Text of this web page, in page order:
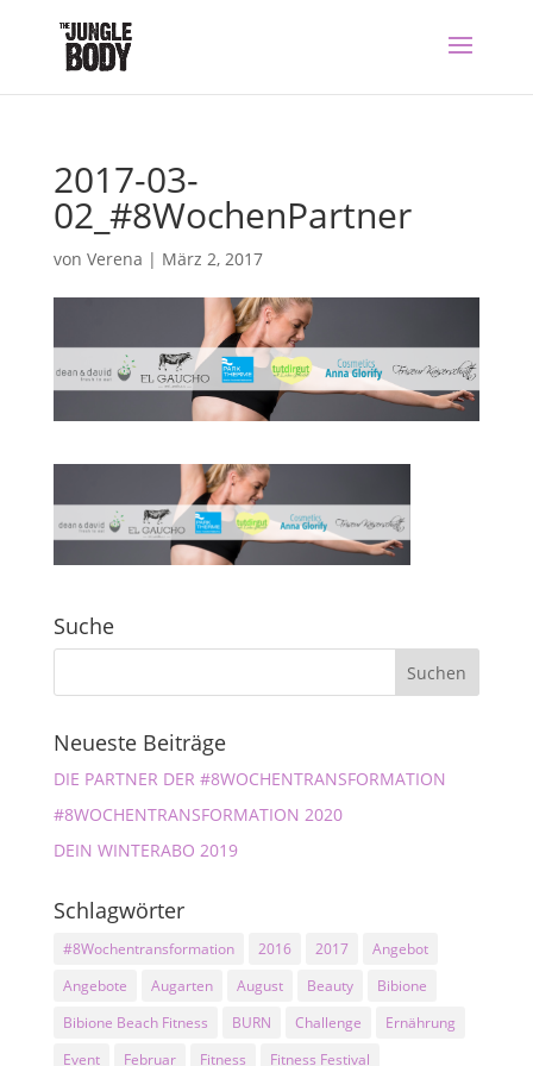
2017-03-
02_#8WochenPartner
von Verena | März 2, 2017
Suche
Neueste Beiträge
DIE PARTNER DER #8WOCHENTRANSFORMATION
#8WOCHENTRANSFORMATION 2020
DEIN WINTERABO 2019
Schlagwörter
#8Wochentransformation 2016 2017
Angebot
Angebote
Augarten August Beauty
Bibione
Bibione Beach Fitness
BURN Challenge
Ernährung
Event
Februar Fitness Fitness Festival